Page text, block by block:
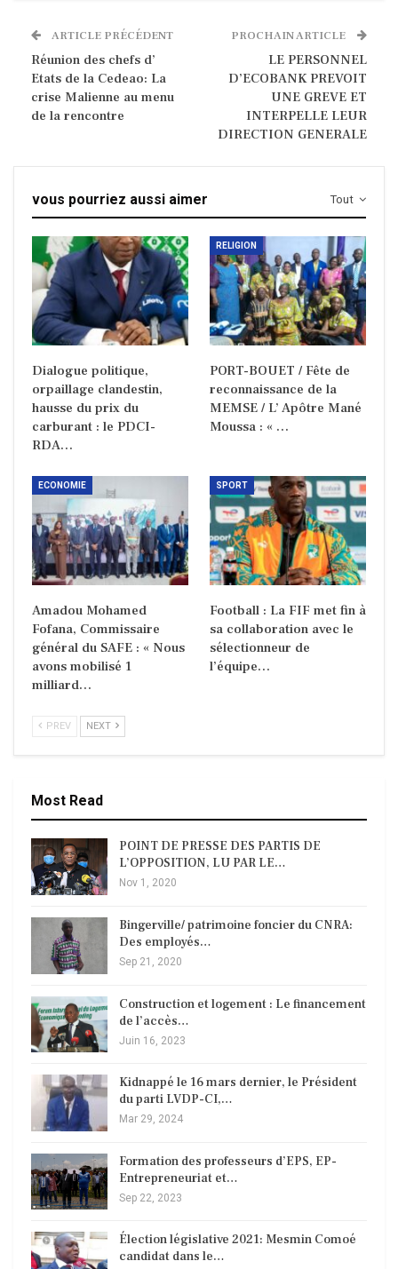
ARTICLE PRÉCÉDENT
Réunion des chefs d’
Etats de la Cedeao: La
crise Malienne au menu
de la rencontre
PROCHAIN ARTICLE
LE PERSONNEL
D’ECOBANK PREVOIT
UNE GREVE ET
INTERPELLE LEUR
DIRECTION GENERALE
Tout
vous pourriez aussi aimer
Dialogue politique,
orpaillage clandestin,
hausse du prix du
carburant : le PDCI-
RDA…
RELIGION
PORT-BOUET / Fête de
reconnaissance de la
MEMSE / L’ Apôtre Mané
Moussa : « …
ECONOMIE
Amadou Mohamed
Fofana, Commissaire
général du SAFE : « Nous
avons mobilisé 1
milliard…
SPORT
Football : La FIF met fin à
sa collaboration avec le
sélectionneur de
l’équipe…
PREV NEXT
Most Read
POINT DE PRESSE DES PARTIS DE
L’OPPOSITION, LU PAR LE…
Nov 1, 2020
Bingerville/ patrimoine foncier du CNRA:
Des employés…
Sep 21, 2020
Construction et logement : Le financement
de l’accès…
Juin 16, 2023
Kidnappé le 16 mars dernier, le Président
du parti LVDP-CI,…
Mar 29, 2024
Formation des professeurs d’EPS, EP-
Entrepreneuriat et…
Sep 22, 2023
Élection législative 2021: Mesmin Comoé
candidat dans le…